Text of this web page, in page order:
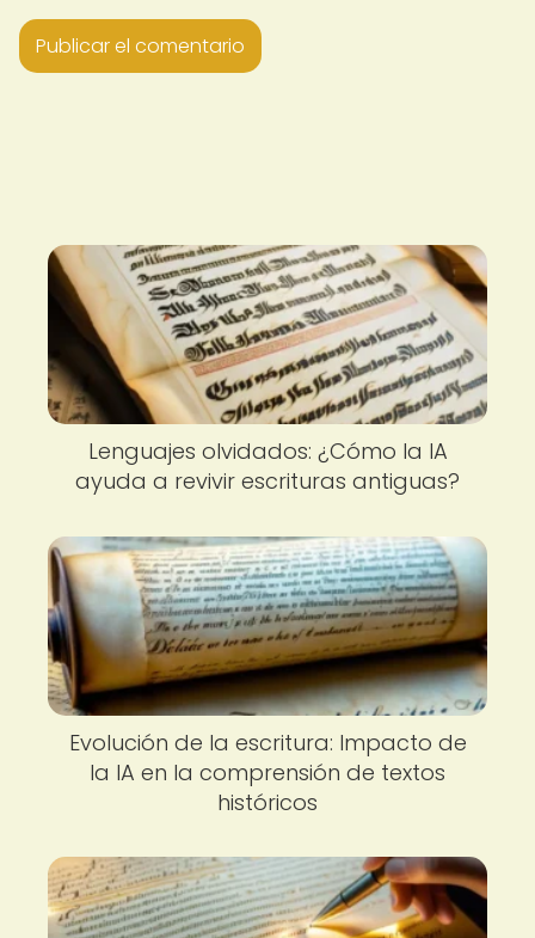
Lenguajes olvidados: ¿Cómo la IA
ayuda a revivir escrituras antiguas?
Evolución de la escritura: Impacto de
la IA en la comprensión de textos
históricos